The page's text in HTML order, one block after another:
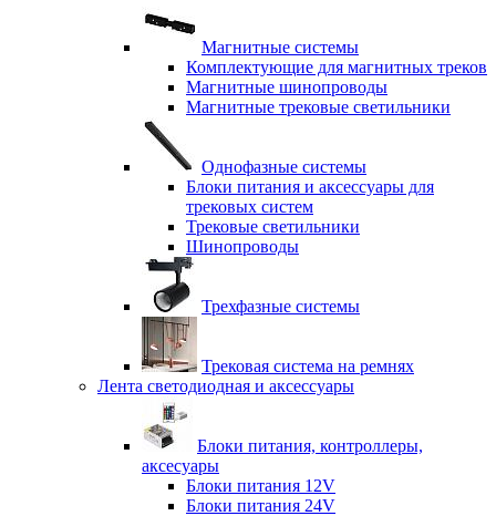
Магнитные системы
Комплектующие для магнитных треков
Магнитные шинопроводы
Магнитные трековые светильники
Однофазные системы
Блоки питания и аксессуары для
трековых систем
Трековые светильники
Шинопроводы
Трехфазные системы
Трековая система на ремнях
Лента светодиодная и аксессуары
Блоки питания, контроллеры,
аксесуары
Блоки питания 12V
Блоки питания 24V